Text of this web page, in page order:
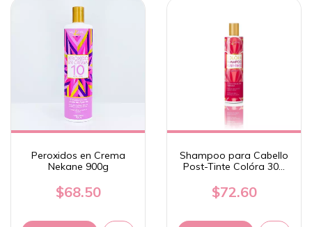
Peroxidos en Crema
Nekane 900g
$68.50
Shampoo para Cabello
Post-Tinte Colóra 300
$72.60